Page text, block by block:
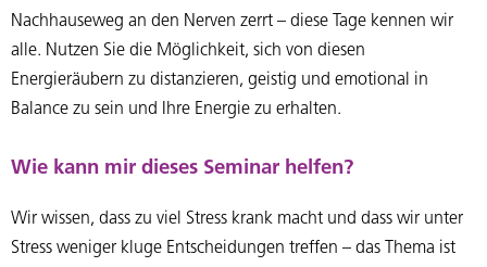
Nachhauseweg an den Nerven zerrt – diese Tage kennen wir
alle. Nutzen Sie die Möglichkeit, sich von diesen
Energieräubern zu distanzieren, geistig und emotional in
Balance zu sein und Ihre Energie zu erhalten.
Wie kann mir dieses Seminar helfen?
Wir wissen, dass zu viel Stress krank macht und dass wir unter
Stress weniger kluge Entscheidungen treffen – das Thema ist